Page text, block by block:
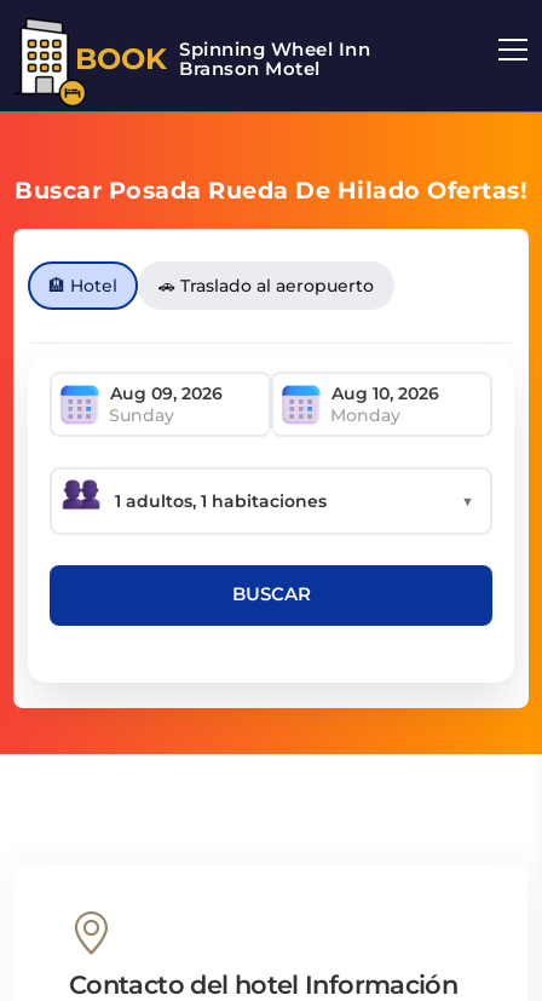
BOOK Spinning Wheel Inn
Branson Motel
Buscar Posada Rueda De Hilado Ofertas!
🏨 Hotel 🚗 Traslado al aeropuerto
Sunday Monday
▼
BUSCAR
Contacto del hotel Información